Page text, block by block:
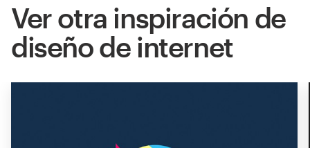
Ver otra inspiración de
diseño de internet